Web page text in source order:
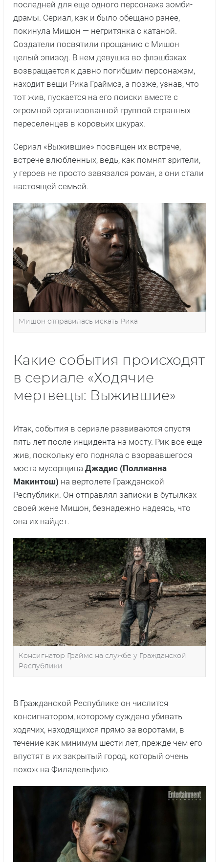
последней для еще одного персонажа зомби-
драмы. Сериал, как и было обещано ранее,
покинула Мишон — негритянка с катаной.
Создатели посвятили прощанию с Мишон
целый эпизод. В нем девушка во флэшбэках
возвращается к давно погибшим персонажам,
находит вещи Рика Граймса, а позже, узнав, что
тот жив, пускается на его поиски вместе с
огромной организованной группой странных
переселенцев в коровьих шкурах.
Сериал «Выжившие» посвящен их встрече,
встрече влюбленных, ведь, как помнят зрители,
у героев не просто завязался роман, а они стали
настоящей семьей.
Мишон отправилась искать Рика
Какие события происходят
в сериале «Ходячие
мертвецы: Выжившие»
Итак, события в сериале развиваются спустя
пять лет после инцидента на мосту. Рик все еще
жив, поскольку его подняла с взорвавшегося
моста мусорщица Джадис (Поллианна
Макинтош) на вертолете Гражданской
Республики. Он отправлял записки в бутылках
своей жене Мишон, безнадежно надеясь, что
она их найдет.
Консигнатор Граймс на службе у Гражданской
Республики
В Гражданской Республике он числится
консигнатором, которому суждено убивать
ходячих, находящихся прямо за воротами, в
течение как минимум шести лет, прежде чем его
впустят в их закрытый город, который очень
похож на Филадельфию.